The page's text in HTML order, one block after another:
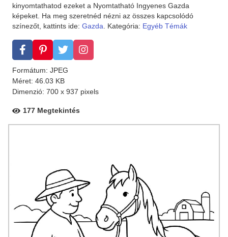
kinyomtathatod ezeket a Nyomtatható Ingyenes Gazda
képeket. Ha meg szeretnéd nézni az összes kapcsolódó
színezőt, kattints ide: Gazda. Kategória: Egyéb Témák
Formátum: JPEG
Méret: 46.03 KB
Dimenzió: 700 x 937 pixels
177 Megtekintés